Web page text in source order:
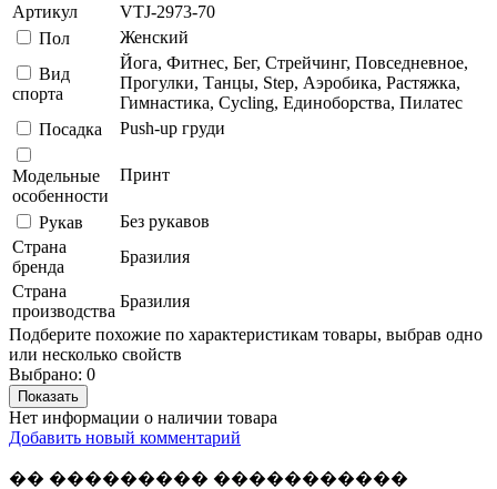
Артикул
VTJ-2973-70
Пол
Женский
Вид
спорта
Йога, Фитнес, Бег, Стрейчинг, Повседневное,
Прогулки, Танцы, Step, Аэробика, Растяжка,
Гимнастика, Сycling, Единоборства, Пилатес
Посадка
Push-up груди
Модельные
особенности
Принт
Рукав
Без рукавов
Страна
бренда
Бразилия
Страна
производства
Бразилия
Подберите похожие по характеристикам товары, выбрав одно
или несколько свойств
Выбрано: 0
Показать
Нет информации о наличии товара
Добавить новый комментарий
�� ��������� �����������